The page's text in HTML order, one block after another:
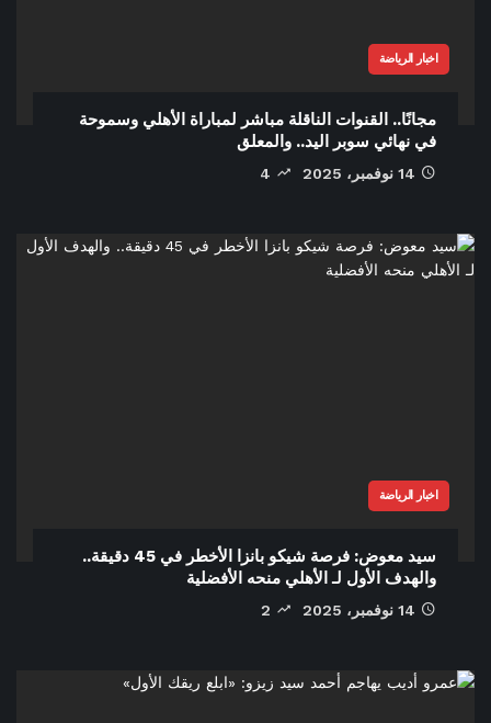
اخبار الرياضة
مجانًا.. القنوات الناقلة مباشر لمباراة الأهلي وسموحة
في نهائي سوبر اليد.. والمعلق
14 نوفمبر، 2025 4
اخبار الرياضة
سيد معوض: فرصة شيكو بانزا الأخطر في 45 دقيقة..
والهدف الأول لـ الأهلي منحه الأفضلية
14 نوفمبر، 2025 2